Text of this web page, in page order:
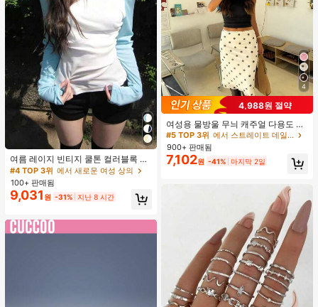
여름 레이지 빈티지 쿨톤 컬러블록 얇
은 시어 긴팔 슬림핏 플래터링 탑
#4 TOP 3위 에서 새로운 여성 상의
100+ 판매됨
9,031 원 -31% 지난 8 시간
4
4,988원 절약
여성용 물방울 무늬 캐주얼 다용도 데
이트 & 외출 A라인 스커트 봄
#5 TOP 3위
에서 스트레이트 데일리 스커트
900+ 판매됨
7,102원 -41% 마지막 2일